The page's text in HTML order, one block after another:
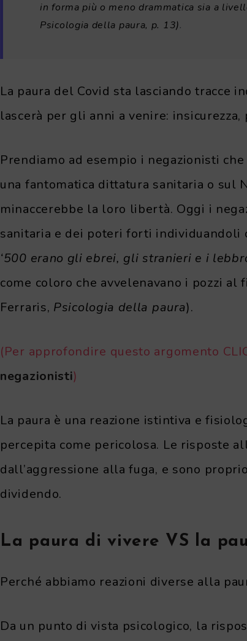
in forma più o meno drammatica sia a
Psicologia della paura, p. 13).
La paura del Covid sta lasciando tracce
lascerà per gli anni a venire: insicurezza,
Prendiamo ad esempio i negazionisti che
una fantomatica dittatura sanitaria o sul
minaccerebbe la loro libertà. Oggi i
sanitaria e dei poteri forti individuandoli
‘500 erano gli ebrei, gli stranieri e i
come coloro che avvelenavano i pozzi al
Ferraris, Psicologia della paura).
(Per approfondire questo argomento
negazionisti)
La paura è una reazione istintiva e
percepita come pericolosa. Le risposte
dall’aggressione alla fuga, e sono
dividendo.
La paura di vivere VS la
Perché abbiamo reazioni diverse alla
Da un punto di vista psicologico, la